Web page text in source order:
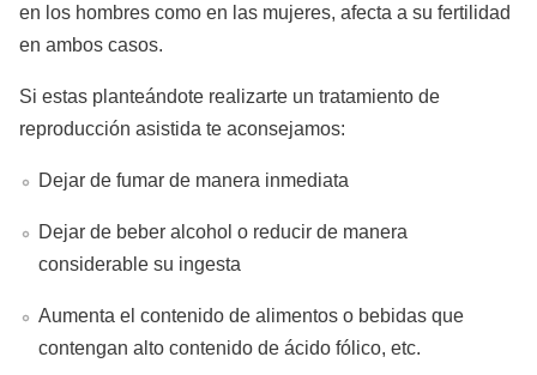
en los hombres como en las mujeres, afecta a su fertilidad
en ambos casos.
Si estas planteándote realizarte un tratamiento de
reproducción asistida te aconsejamos:
Dejar de fumar de manera inmediata
Dejar de beber alcohol o reducir de manera
considerable su ingesta
Aumenta el contenido de alimentos o bebidas que
contengan alto contenido de ácido fólico, etc.